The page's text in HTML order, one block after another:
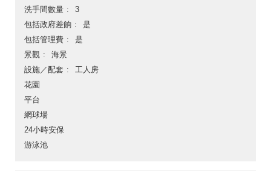
洗手間數量
3
包括政府差餉
是
包括管理費
是
景觀
海景
設施／配套
工人房
花園
平台
網球場
24小時安保
游泳池